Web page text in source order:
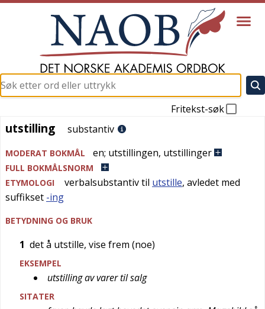
Fritekst-søk
utstilling
utstilling substantiv
MODERAT BOKMÅL en; utstillingen, utstillinger
FULL BOKMÅLSNORM
ETYMOLOGI
verbalsubstantiv til utstille, avledet med
suffikset -ing
BETYDNING OG BRUK
1 det å utstille, vise frem (noe)
EKSEMPEL
utstilling av varer til salg
SITATER